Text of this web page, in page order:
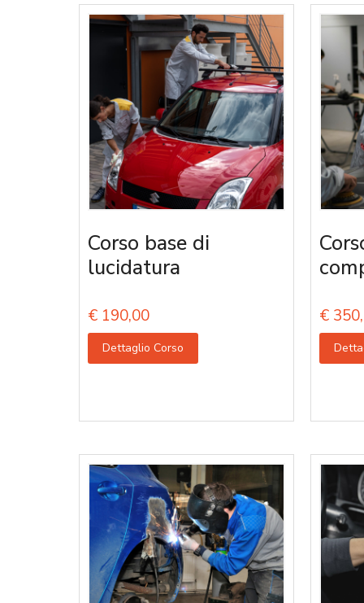
Corso base di
lucidatura
€ 190,00
Dettaglio Corso
€